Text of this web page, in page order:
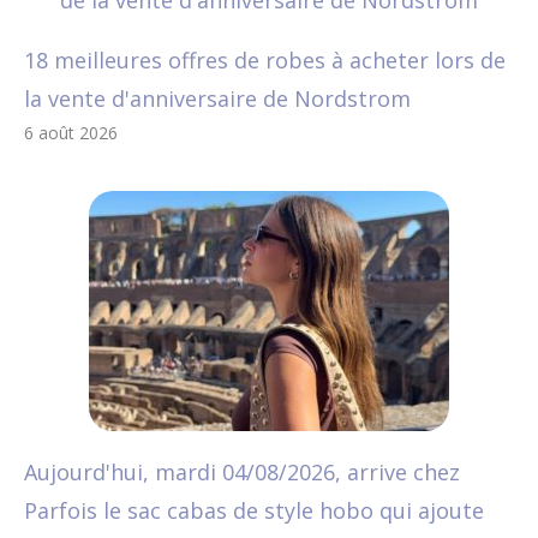
18 meilleures offres de robes à acheter lors de
la vente d'anniversaire de Nordstrom
6 août 2026
Aujourd'hui, mardi 04/08/2026, arrive chez
Parfois le sac cabas de style hobo qui ajoute